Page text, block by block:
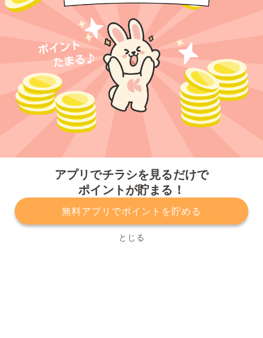
アプリでチラシを見るだけで
ポイントが貯まる！
無料アプリでポイントを貯める
とじる
プライバシーポリシー 利用規約
運営会社
サービスに関してのお問い合わせ